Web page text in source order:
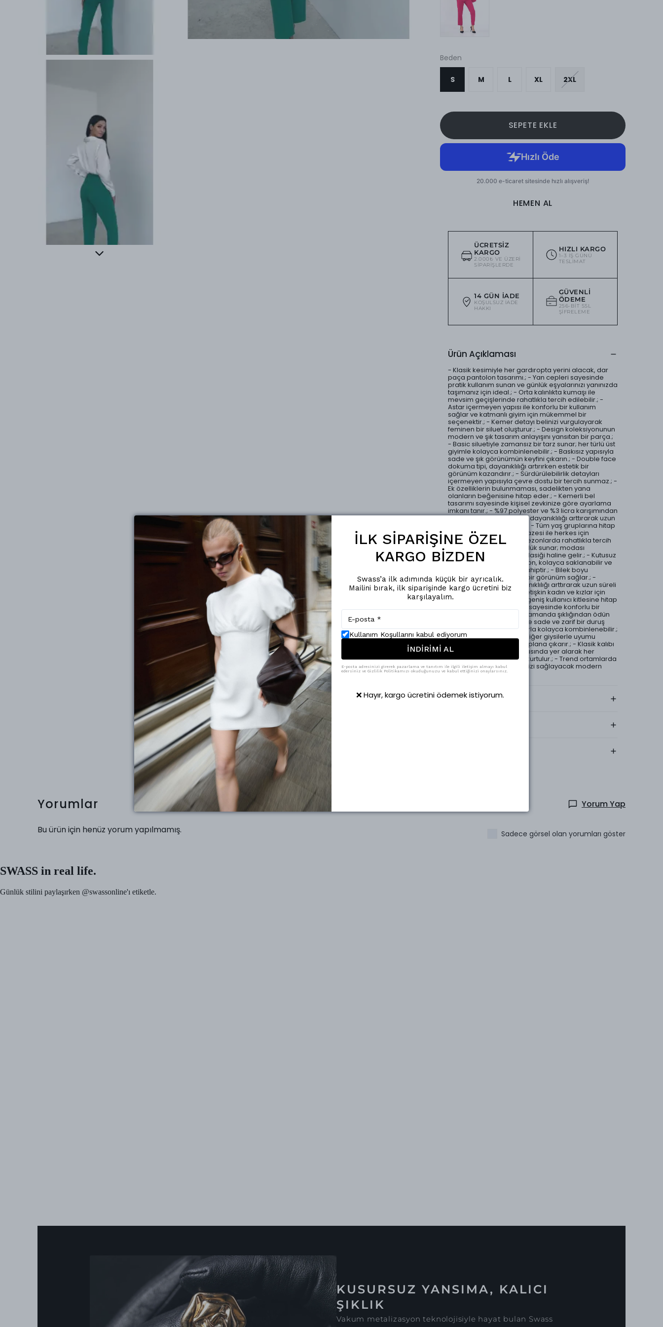
Beden
S M L XL 2XL
SEPETE EKLE
HEMEN AL
ÜCRETSIZ
KARGO
2.000₺ VE ÜZERI
SIPARIŞLERDE
HIZLI KARGO
1–3 IŞ GÜNÜ
TESLIMAT
14 GÜN İADE
KOŞULSUZ IADE
HAKKI
GÜVENLI
ÖDEME
256-BIT SSL
ŞIFRELEME
Ürün Açıklaması
- Klasik kesimiyle her gardıropta yerini alacak, dar
paça pantolon tasarımı.; - Yan cepleri sayesinde
pratik kullanım sunan ve günlük eşyalarınızı yanınızda
taşımanız için ideal.; - Orta kalınlıkta kumaşı ile
mevsim geçişlerinde rahatlıkla tercih edilebilir.; -
Astar içermeyen yapısı ile konforlu bir kullanım
sağlar ve katmanlı giyim için mükemmel bir
seçenektir.; - Kemer detayı belinizi vurgulayarak
feminen bir siluet oluşturur.; - Design koleksiyonunun
modern ve şık tasarım anlayışını yansıtan bir parça.;
- Basic siluetiyle zamansız bir tarz sunar; her türlü üst
giyimle kolayca kombinlenebilir.; - Baskısız yapısıyla
sade ve şık görünümün keyfini çıkarın.; - Double face
dokuma tipi, dayanıklılığı artırırken estetik bir
görünüm kazandırır.; - Sürdürülebilirlik detayları
içermeyen yapısıyla çevre dostu bir tercih sunmaz.; -
Ek özelliklerin bulunmaması, sadelikten yana
olanların beğenisine hitap eder.; - Kemerli bel
tasarımı sayesinde kişisel zevkinize göre ayarlama
imkanı tanır.; - %97 polyester ve %3 licra karışımından
oluşan materyal bileşeni, dayanıklılığı arttırarak uzun
süreli kullanım vaat eder.; - Tüm yaş gruplarına hitap
eden geniş kullanıcı yelpazesi ile herkes için
uygunluk sağlar.; - Tüm sezonlarda rahatlıkla tercih
edebileceğiniz çok yönlülük sunar; modası
geçmeyen bir gardırop klasiği haline gelir.; - Kutusuz
olarak sunulan bu pantolon, kolayca saklanabilir ve
taşınabilirlik avantajına sahiptir.; - Bilek boyu
kesimiyle modern ve şık bir görünüm sağlar.; -
Dokuma kumaş tipi, dayanıklılığı arttırarak uzun süreli
kullanım imkanı tanır.; - Yetişkin kadın ve kızlar için
uygun olan bu pantolon, geniş kullanıcı kitlesine hitap
eder.; - Kumaş materyali sayesinde konforlu bir
deneyim sunarken aynı zamanda şıklığından ödün
vermez.; - Düz paça tipi ile sade ve zarif bir duruş
sergiler; farklı ayakkabılarla kolayca kombinlenebilir.;
- Düz deseni sayesinde diğer giysilerle uyumu
kolaylaştırarak stilinizi ön plana çıkarır.; - Klasik kalıbı
ile zamansız parçalar arasında yer alarak her
dönem moda olmaktan kurtulur.; - Trend ortamlarda
dahi stil sahibi görünmenizi sağlayacak modern
kesimiyle dikkat çeker.
Kargo & Teslimat
Yorumlar Yorum Yap
Bu ürün için henüz yorum yapılmamış. Sadece görsel olan yorumları göster
KUSURSUZ YANSIMA, KALICI
ŞIKLIK
Vakum metalizasyon teknolojisiyle hayat bulan Swass
İLK SİPARİŞİNE ÖZEL
KARGO BİZDEN
Swass’a ilk adımında küçük bir ayrıcalık.
Mailini bırak, ilk siparişinde kargo ücretini biz
karşılayalım.
Kullanım Koşullarını kabul ediyorum
İNDİRİMİ AL
E-posta adresinizi girerek pazarlama ve tanıtım ile ilgili iletişim almayı kabul
edersiniz ve Gizlilik Politikamızı okuduğunuzu ve kabul ettiğinizi onaylarsınız.
❌ Hayır, kargo ücretini ödemek istiyorum.